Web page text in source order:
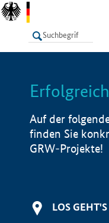
LISTE
Auf der
finden Sie
GRW-Projekte!
LOS GEHT'S